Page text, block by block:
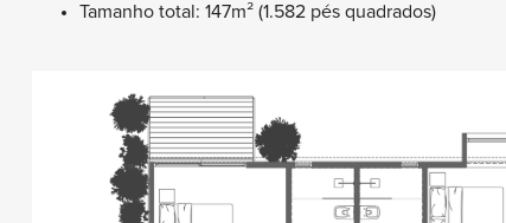
Tamanho total: 147m² (1.582 pés quadrados)